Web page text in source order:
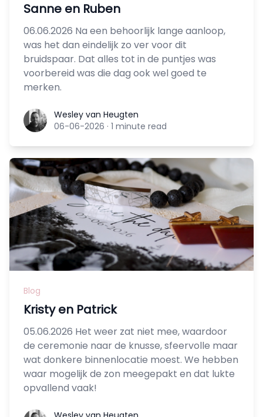
Sanne en Ruben
06.06.2026 Na een behoorlijk lange aanloop,
was het dan eindelijk zo ver voor dit
bruidspaar. Dat alles tot in de puntjes was
voorbereid was die dag ook wel goed te
merken.
Wesley van Heugten
Wesley van Heugten
06-06-2026 · 1 minute read
Blog
Kristy en Patrick
05.06.2026 Het weer zat niet mee, waardoor
de ceremonie naar de knusse, sfeervolle maar
wat donkere binnenlocatie moest. We hebben
waar mogelijk de zon meegepakt en dat lukte
opvallend vaak!